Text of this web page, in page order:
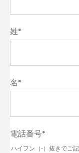
姓*
名*
電話番号*
ハイフン（-）抜きでご記